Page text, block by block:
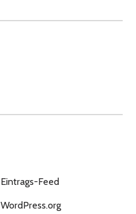
Eintrags-Feed
WordPress.org